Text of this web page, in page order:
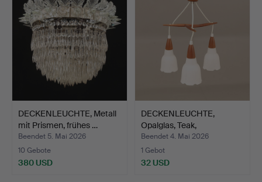
DECKENLEUCHTE, Metall
mit Prismen, frühes …
Beendet 5. Mai 2026
10 Gebote
380 USD
DECKENLEUCHTE,
Opalglas, Teak,
1950er/60er…
Beendet 4. Mai 2026
1 Gebot
32 USD